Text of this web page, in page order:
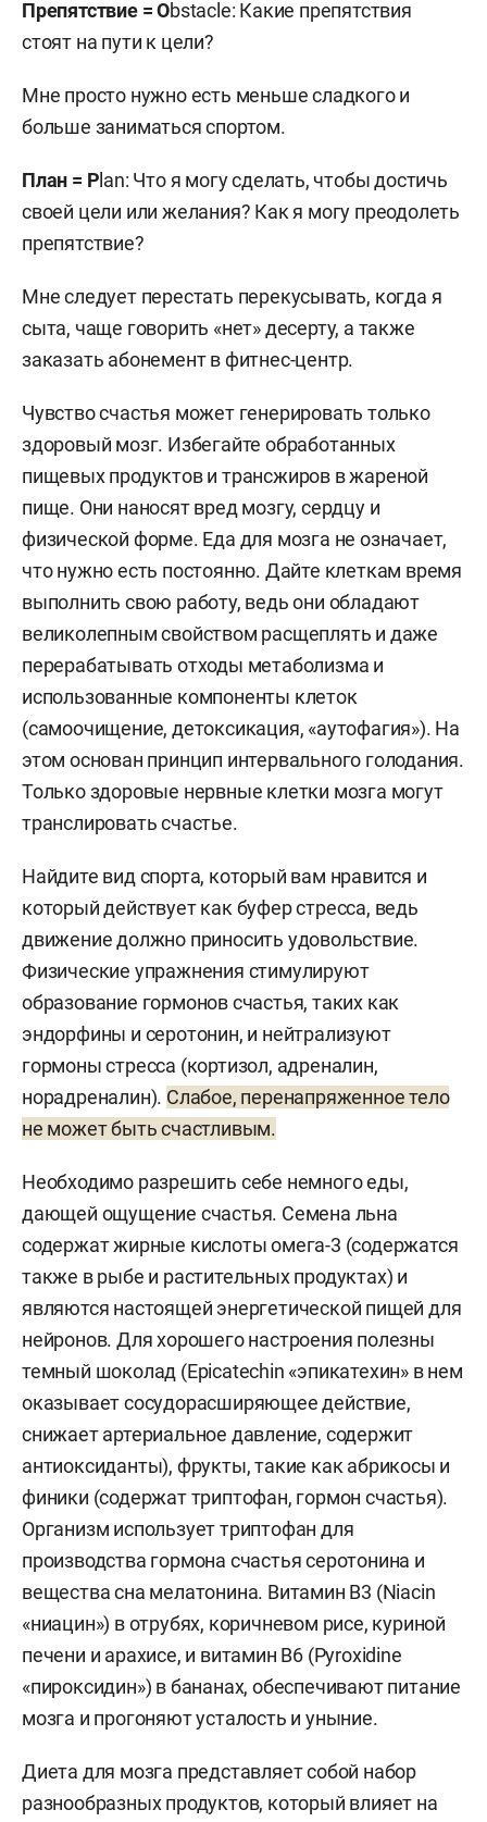
Препятствие = Obstacle: Какие препятствия
стоят на пути к цели?
Мне просто нужно есть меньше сладкого и
больше заниматься спортом.
План = P lan: Что я могу сделать, чтобы достичь
своей цели или желания? Как я могу преодолеть
препятствие?
Мне следует перестать перекусывать, когда я
сыта, чаще говорить «нет» десерту, а также
заказать абонемент в фитнес-центр.
Чувство счастья может генерировать только
здоровый мозг. Избегайте обработанных
пищевых продуктов и трансжиров в жареной
пище. Они наносят вред мозгу, сердцу и
физической форме. Еда для мозга не означает,
что нужно есть постоянно. Дайте клеткам время
выполнить свою работу, ведь они обладают
великолепным свойством расщеплять и даже
перерабатывать отходы метаболизма и
использованные компоненты клеток
(самоочищение, детоксикация, «аутофагия»). На
этом основан принцип интервального голодания.
Только здоровые нервные клетки мозга могут
транслировать счастье.
Найдите вид спорта, который вам нравится и
который действует как буфер стресса, ведь
движение должно приносить удовольствие.
Физические упражнения стимулируют
образование гормонов счастья, таких как
эндорфины и серотонин, и нейтрализуют
гормоны стресса (кортизол, адреналин,
норадреналин). Слабое, перенапряженное тело
не может быть счастливым.
Необходимо разрешить себе немного еды,
дающей ощущение счастья. Семена льна
содержат жирные кислоты омега-3 (содержатся
также в рыбе и растительных продуктах) и
являются настоящей энергетической пищей для
нейронов. Для хорошего настроения полезны
темный шоколад (Еpicatechin «эпикатехин» в нем
оказывает сосудорасширяющее действие,
снижает артериальное давление, содержит
антиоксиданты), фрукты, такие как абрикосы и
финики (содержат триптофан, гормон счастья).
Организм использует триптофан для
производства гормона счастья серотонина и
вещества сна мелатонина. Витамин B3 (Niacin
«ниацин») в отрубях, коричневом рисе, куриной
печени и арахисе, и витамин B6 (Pyroxidine
«пироксидин») в бананах, обеспечивают питание
мозга и прогоняют усталость и уныние.
Диета для мозга представляет собой набор
разнообразных продуктов, который влияет на